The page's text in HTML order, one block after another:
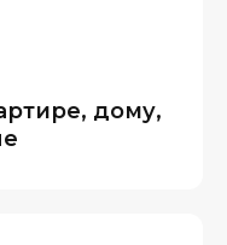
дому,